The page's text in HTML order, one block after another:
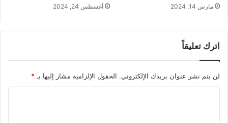
مارس 14, 2024 أغسطس 24, 2024
اترك تعليقاً
لن يتم نشر عنوان بريدك الإلكتروني. الحقول الإلزامية مشار إليها بـ *